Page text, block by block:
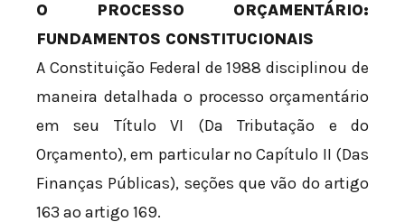
O PROCESSO ORÇAMENTÁRIO:
FUNDAMENTOS CONSTITUCIONAIS
A Constituição Federal de 1988 disciplinou de
maneira detalhada o processo orçamentário
em seu Título VI (Da Tributação e do
Orçamento), em particular no Capítulo II (Das
Finanças Públicas), seções que vão do artigo
163 ao artigo 169.